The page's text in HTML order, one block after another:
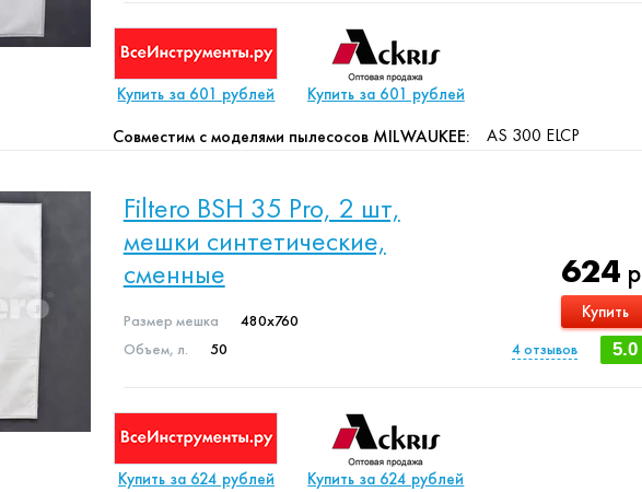
Купить за 601 рублей Купить за 601 рублей
Совместим с моделями пылесосов MILWAUKEE: AS 300 ELCP
Filtero BSH 35 Pro, 2 шт,
мешки синтетические,
сменные
Размер мешка
480x760
Объем, л.
50
624
Купить
5.0
4отзывов
Купить за 624 рублей Купить за 624 рублей